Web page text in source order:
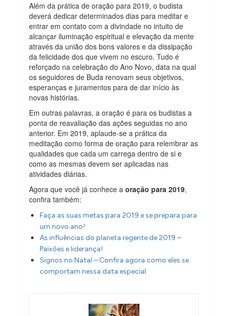
Além da prática de oração para 2019, o budista
deverá dedicar determinados dias para meditar e
entrar em contato com a divindade no intuito de
alcançar iluminação espiritual e elevação da mente
através da união dos bons valores e da dissipação
da felicidade dos que vivem no escuro. Tudo é
reforçado na celebração do Ano Novo, data na qual
os seguidores de Buda renovam seus objetivos,
esperanças e juramentos para de dar início às
novas histórias.
Em outras palavras, a oração é para os budistas a
ponta de reavaliação das ações seguidas no ano
anterior. Em 2019, aplaude-se a prática da
meditação como forma de oração para relembrar as
qualidades que cada um carrega dentro de si e
como as mesmas devem ser aplicadas nas
atividades diárias.
Agora que você já conhece aoração para 2019,
confira também:
Faça as suas metas para 2019 e se prepara para
um novo ano!
As influências do planeta regente de 2019 –
Paixões e liderança!
Signos no Natal – Confira agora como eles se
comportam nessa data especial